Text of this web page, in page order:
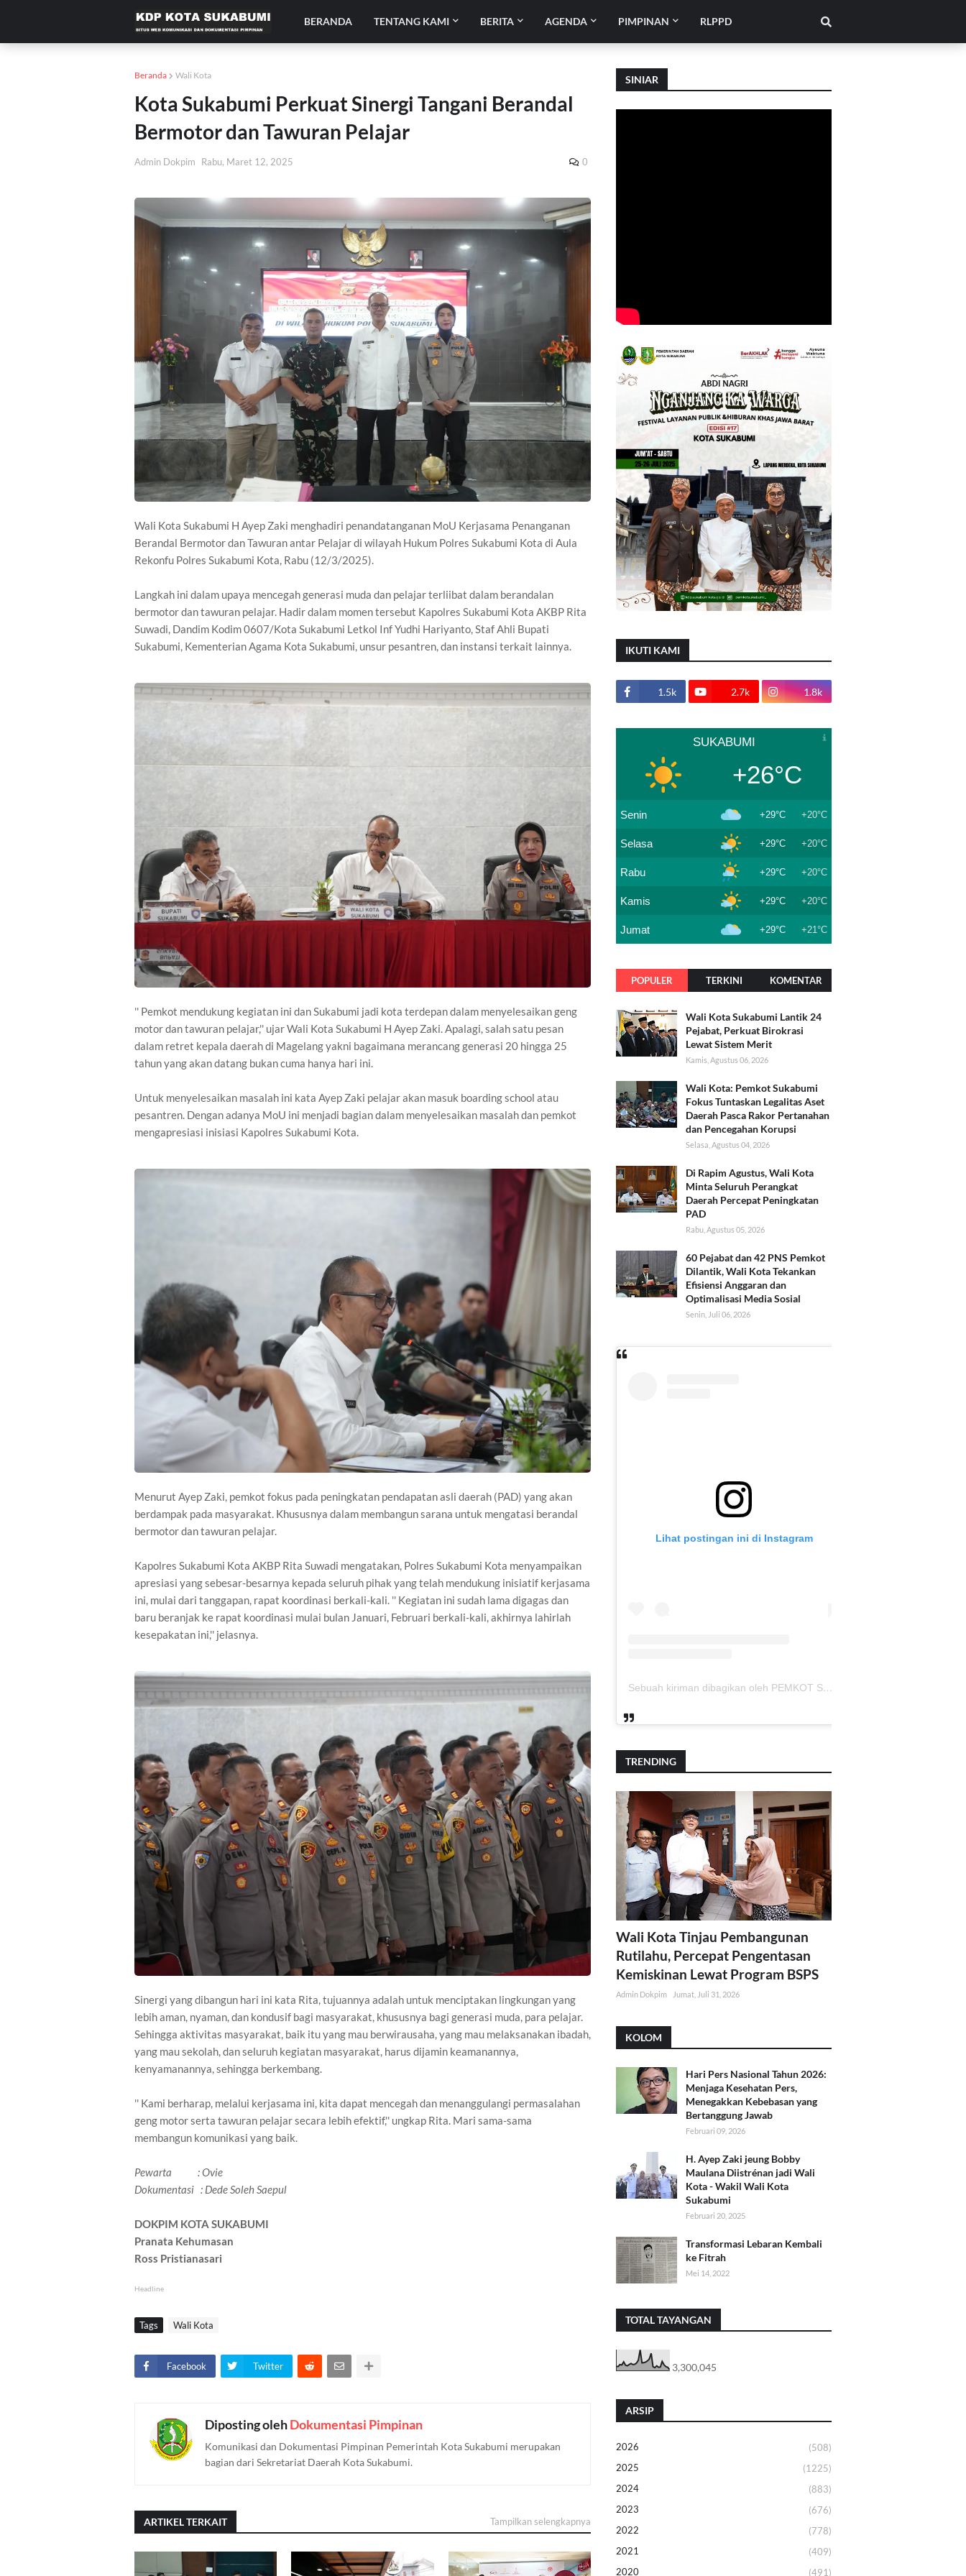
BERANDA TENTANG KAMI BERITA AGENDA PIMPINAN RLPPD
Beranda Wali Kota
Kota Sukabumi Perkuat Sinergi Tangani Berandal
Bermotor dan Tawuran Pelajar
Admin Dokpim Rabu, Maret 12, 2025 0
Wali Kota Sukabumi H Ayep Zaki menghadiri penandatanganan MoU Kerjasama Penanganan
Berandal Bermotor dan Tawuran antar Pelajar di wilayah Hukum Polres Sukabumi Kota di Aula
Rekonfu Polres Sukabumi Kota, Rabu (12/3/2025).
Langkah ini dalam upaya mencegah generasi muda dan pelajar terliibat dalam berandalan
bermotor dan tawuran pelajar. Hadir dalam momen tersebut Kapolres Sukabumi Kota AKBP Rita
Suwadi, Dandim Kodim 0607/Kota Sukabumi Letkol Inf Yudhi Hariyanto, Staf Ahli Bupati
Sukabumi, Kementerian Agama Kota Sukabumi, unsur pesantren, dan instansi terkait lainnya.
'' Pemkot mendukung kegiatan ini dan Sukabumi jadi kota terdepan dalam menyelesaikan geng
motor dan tawuran pelajar,'' ujar Wali Kota Sukabumi H Ayep Zaki. Apalagi, salah satu pesan
dalam retret kepala daerah di Magelang yakni bagaimana merancang generasi 20 hingga 25
tahun yang akan datang bukan cuma hanya hari ini.
Untuk menyelesaikan masalah ini kata Ayep Zaki pelajar akan masuk boarding school atau
pesantren. Dengan adanya MoU ini menjadi bagian dalam menyelesaikan masalah dan pemkot
mengapresiasi inisiasi Kapolres Sukabumi Kota.
Menurut Ayep Zaki, pemkot fokus pada peningkatan pendapatan asli daerah (PAD) yang akan
berdampak pada masyarakat. Khususnya dalam membangun sarana untuk mengatasi berandal
bermotor dan tawuran pelajar.
Kapolres Sukabumi Kota AKBP Rita Suwadi mengatakan, Polres Sukabumi Kota menyampaikan
apresiasi yang sebesar-besarnya kepada seluruh pihak yang telah mendukung inisiatif kerjasama
ini, mulai dari tanggapan, rapat koordinasi berkali-kali. '' Kegiatan ini sudah lama digagas dan
baru beranjak ke rapat koordinasi mulai bulan Januari, Februari berkali-kali, akhirnya lahirlah
kesepakatan ini,'' jelasnya.
Sinergi yang dibangun hari ini kata Rita, tujuannya adalah untuk menciptakan lingkungan yang
lebih aman, nyaman, dan kondusif bagi masyarakat, khususnya bagi generasi muda, para pelajar.
Sehingga aktivitas masyarakat, baik itu yang mau berwirausaha, yang mau melaksanakan ibadah,
yang mau sekolah, dan seluruh kegiatan masyarakat, harus dijamin keamanannya,
kenyamanannya, sehingga berkembang.
'' Kami berharap, melalui kerjasama ini, kita dapat mencegah dan menanggulangi permasalahan
geng motor serta tawuran pelajar secara lebih efektif,'' ungkap Rita. Mari sama-sama
membangun komunikasi yang baik.
Pewarta : Ovie
Dokumentasi : Dede Soleh Saepul
DOKPIM KOTA SUKABUMI
Pranata Kehumasan
Ross Pristianasari
Headline
Tags Wali Kota
Facebook Twitter
Diposting olehDokumentasi Pimpinan
Komunikasi dan Dokumentasi Pimpinan Pemerintah Kota Sukabumi merupakan
bagian dari Sekretariat Daerah Kota Sukabumi.
ARTIKEL TERKAIT Tampilkan selengkapnya
SINIAR
IKUTI KAMI
1.5k 2.7k 1.8k
SUKABUMI
+26°C
Senin +29°C +20°C
Selasa +29°C +20°C
Rabu +29°C +20°C
Kamis +29°C +20°C
Jumat +29°C +21°C
POPULER TERKINI KOMENTAR
Wali Kota Sukabumi Lantik 24
Pejabat, Perkuat Birokrasi
Lewat Sistem Merit
Kamis, Agustus 06, 2026
Wali Kota: Pemkot Sukabumi
Fokus Tuntaskan Legalitas Aset
Daerah Pasca Rakor Pertanahan
dan Pencegahan Korupsi
Selasa, Agustus 04, 2026
Di Rapim Agustus, Wali Kota
Minta Seluruh Perangkat
Daerah Percepat Peningkatan
PAD
Rabu, Agustus 05, 2026
60 Pejabat dan 42 PNS Pemkot
Dilantik, Wali Kota Tekankan
Efisiensi Anggaran dan
Optimalisasi Media Sosial
Senin, Juli 06, 2026
Lihat postingan ini di Instagram
Sebuah kiriman dibagikan oleh PEMKOT SUKABUMI (@pemkotsukabumi_)
TRENDING
Wali Kota Tinjau Pembangunan
Rutilahu, Percepat Pengentasan
Kemiskinan Lewat Program BSPS
Admin Dokpim Jumat, Juli 31, 2026
KOLOM
Hari Pers Nasional Tahun 2026:
Menjaga Kesehatan Pers,
Menegakkan Kebebasan yang
Bertanggung Jawab
Februari 09, 2026
H. Ayep Zaki jeung Bobby
Maulana Diistrénan jadi Wali
Kota - Wakil Wali Kota
Sukabumi
Februari 20, 2025
Transformasi Lebaran Kembali
ke Fitrah
Mei 14, 2022
TOTAL TAYANGAN
3,300,045
ARSIP
2026
(508)
2025
(1225)
2024
(883)
2023
(676)
2022
(778)
2021
(409)
2020
(491)